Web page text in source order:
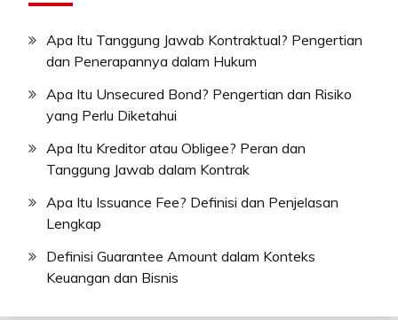
Apa Itu Tanggung Jawab Kontraktual? Pengertian
dan Penerapannya dalam Hukum
Apa Itu Unsecured Bond? Pengertian dan Risiko
yang Perlu Diketahui
Apa Itu Kreditor atau Obligee? Peran dan
Tanggung Jawab dalam Kontrak
Apa Itu Issuance Fee? Definisi dan Penjelasan
Lengkap
Definisi Guarantee Amount dalam Konteks
Keuangan dan Bisnis